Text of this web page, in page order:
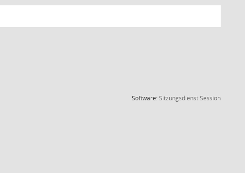
Software:SitzungsdienstSession(Wird in